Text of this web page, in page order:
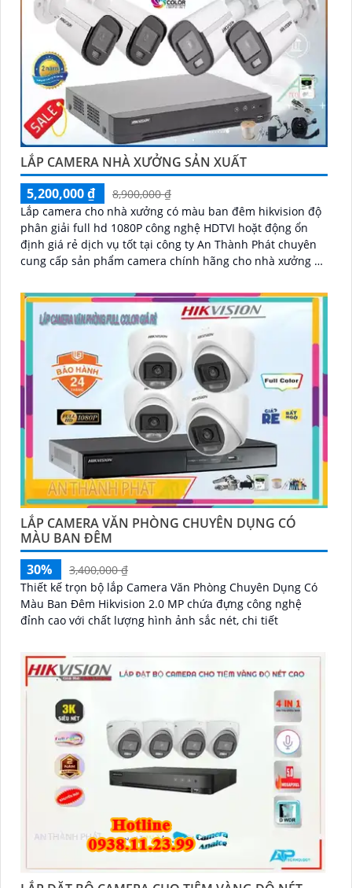
LẮP CAMERA NHÀ XƯỞNG SẢN XUẤT
5,200,000 ₫
8,900,000 ₫
Lắp camera cho nhà xưởng có màu ban đêm hikvision độ
phân giải full hd 1080P công nghệ HDTVI hoặt động ổn
định giá rẻ dịch vụ tốt tại công ty An Thành Phát chuyên
cung cấp sản phẩm camera chính hãng cho nhà xưởng uy
LẮP CAMERA VĂN PHÒNG CHUYÊN DỤNG CÓ
MÀU BAN ĐÊM
30%
3,400,000 ₫
Thiết kế trọn bộ lắp Camera Văn Phòng Chuyên Dụng Có
Màu Ban Đêm Hikvision 2.0 MP chứa đựng công nghệ
đỉnh cao với chất lượng hình ảnh sắc nét, chi tiết